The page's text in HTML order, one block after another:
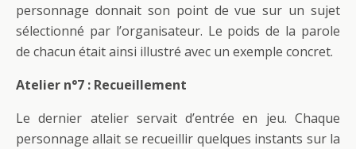
personnage donnait son point de vue sur un sujet
sélectionné par l’organisateur. Le poids de la parole
de chacun était ainsi illustré avec un exemple concret.
Atelier n°7 : Recueillement
Le dernier atelier servait d’entrée en jeu. Chaque
personnage allait se recueillir quelques instants sur la